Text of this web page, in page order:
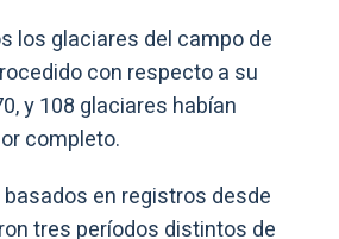
los glaciares del campo de
con respecto a su
y 108 glaciares habían
completo.
en registros desde
tres períodos distintos de